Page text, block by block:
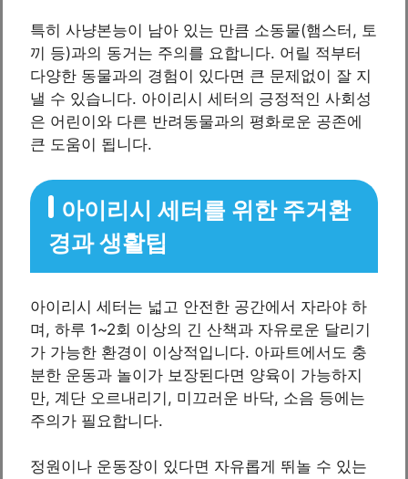
특히 사냥본능이 남아 있는 만큼 소동물(햄스터, 토
끼 등)과의 동거는 주의를 요합니다. 어릴 적부터
다양한 동물과의 경험이 있다면 큰 문제없이 잘 지
낼 수 있습니다. 아이리시 세터의 긍정적인 사회성
은 어린이와 다른 반려동물과의 평화로운 공존에
큰 도움이 됩니다.
아이리시 세터를 위한 주거환
경과 생활팁
아이리시 세터는 넓고 안전한 공간에서 자라야 하
며, 하루 1~2회 이상의 긴 산책과 자유로운 달리기
가 가능한 환경이 이상적입니다. 아파트에서도 충
분한 운동과 놀이가 보장된다면 양육이 가능하지
만, 계단 오르내리기, 미끄러운 바닥, 소음 등에는
주의가 필요합니다.
정원이나 운동장이 있다면 자유롭게 뛰놀 수 있는